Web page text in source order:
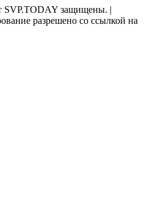
SVP.TODAY защищены. |
разрешено со ссылкой на